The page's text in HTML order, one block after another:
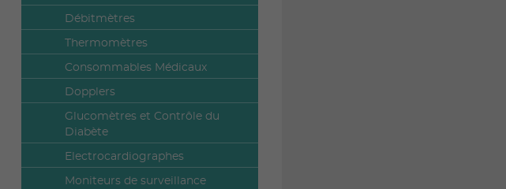
Débitmètres
Thermomètres
Consommables Médicaux
Dopplers
Glucomètres et Contrôle du
Diabète
Electrocardiographes
Moniteurs de surveillance